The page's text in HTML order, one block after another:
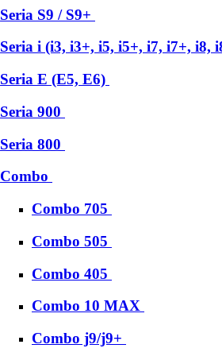
Seria S9 / S9+
Seria i (i3, i3+, i5, i5+, i7, i7+, i8,
Seria E (E5, E6)
Seria 900
Seria 800
Combo
Combo 705
Combo 505
Combo 405
Combo 10 MAX
Combo j9/j9+